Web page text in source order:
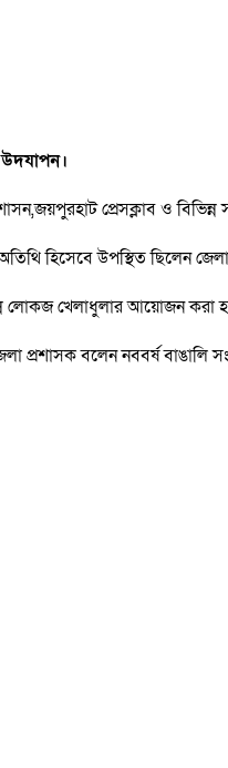
প্রেসক্লাব ও
হিসেবে উপস্থিত ছিলেন
লোকজ খেলাধুলার আয়োজন করা
প্রশাসক বলেন নববর্ষ